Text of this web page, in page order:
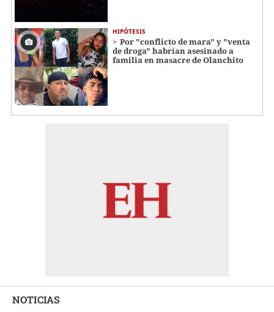
HIPÓTESIS
Por "conflicto de mara" y "venta
de droga" habrían asesinado a
familia en masacre de Olanchito
NOTICIAS